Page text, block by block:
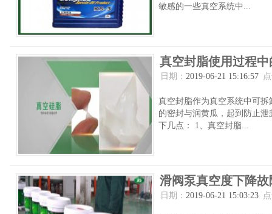
敏感的一些真空系统中...
真空封脂使用过程
日期： 2019-06-21 15:16:57
真空封脂作为真空系统中可
的密封与润黄瓜，起到防止
下几点： 1、真空封脂...
滑阀泵真空度下降
日期： 2019-06-21 15:03:23